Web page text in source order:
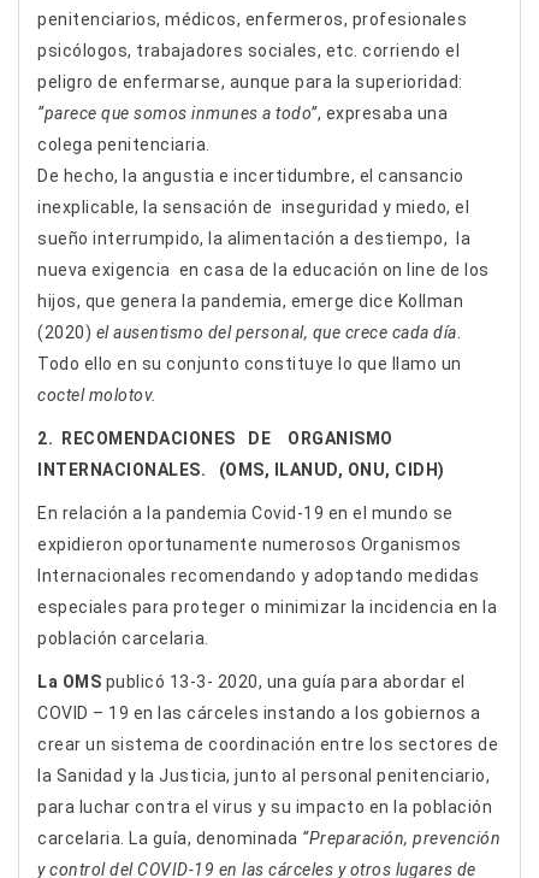
penitenciarios, médicos, enfermeros, profesionales
psicólogos, trabajadores sociales, etc. corriendo el
peligro de enfermarse, aunque para la superioridad:
“parece que somos inmunes a todo”, expresaba una
colega penitenciaria.
De hecho, la angustia e incertidumbre, el cansancio
inexplicable, la sensación de inseguridad y miedo, el
sueño interrumpido, la alimentación a destiempo, la
nueva exigencia en casa de la educación on line de los
hijos, que genera la pandemia, emerge dice Kollman
(2020) el ausentismo del personal, que crece cada día
Todo ello en su conjunto constituye lo que llamo un
coctel molotov.
2. RECOMENDACIONES DE ORGANISMO
INTERNACIONALES. (OMS, ILANUD, ONU, CIDH)
En relación a la pandemia Covid-19 en el mundo se
expidieron oportunamente numerosos Organismos
Internacionales recomendando y adoptando medidas
especiales para proteger o minimizar la incidencia en la
población carcelaria.
La OMS publicó 13-3- 2020, una guía para abordar el
COVID – 19 en las cárceles instando a los gobiernos a
crear un sistema de coordinación entre los sectores de
la Sanidad y la Justicia, junto al personal penitenciario,
para luchar contra el virus y su impacto en la población
carcelaria. La guía, denominada “Preparación, prevención
y control del COVID-19 en las cárceles y otros lugares de